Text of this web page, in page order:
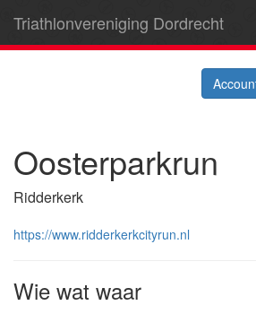
Triathlonvereniging Dordrecht
Oosterparkrun
Ridderkerk
https://www.ridderkerkcityrun.nl
Wie wat waar